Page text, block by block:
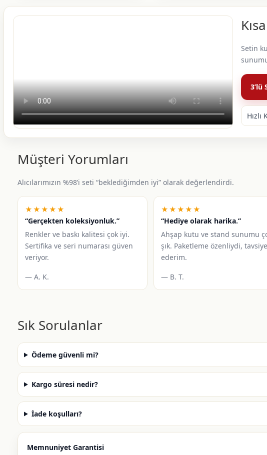
Setin
3’lü
Hızlı
Müşteri Yorumları
Alıcılarımızın %98’i seti “beklediğimden iyi” olarak değerlendirdi.
★★★★★
“Gerçekten koleksiyonluk.”
Renkler ve baskı kalitesi çok iyi.
Sertifika ve seri numarası güven
veriyor.
— A. K.
★★★★★
“Hediye olarak harika.”
Ahşap kutu ve stand sunumu
şık. Paketleme özenliydi, tavsiye
ederim.
— B. T.
Sık Sorulanlar
Ödeme güvenli mi?
Kargo süresi nedir?
İade koşulları?
Memnuniyet Garantisi